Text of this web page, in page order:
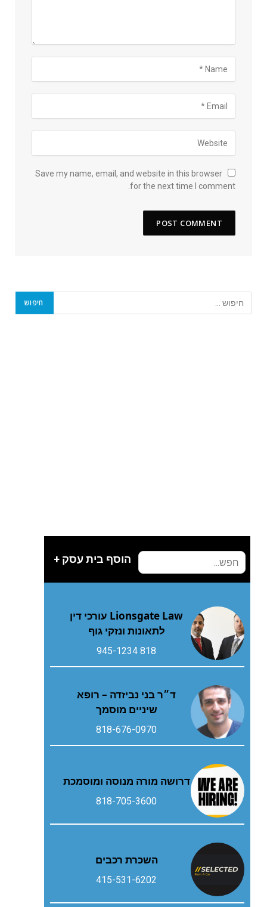
Save my name, email, and website in this browser
for the next time I comment.
הוסף בית עסק +
Lionsgate Law עורכי דין
לתאונות ונזקי גוף
818 945-1234
ד״ר בני נביזדה – רופא
שיניים מוסמך
818-676-0970
דרושה מורה מנוסה ומוסמכת
818-705-3600
השכרת רכבים
415-531-6202